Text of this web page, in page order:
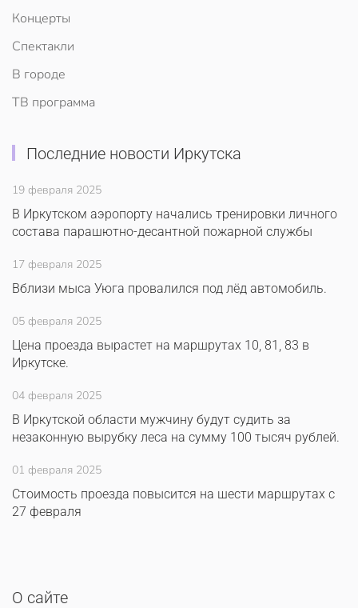
Концерты
Спектакли
В городе
ТВ программа
Последние новости Иркутска
19 февраля 2025
В Иркутском аэропорту начались тренировки личного
состава парашютно-десантной пожарной службы
17 февраля 2025
Вблизи мыса Уюга провалился под лёд автомобиль.
05 февраля 2025
Цена проезда вырастет на маршрутах 10, 81, 83 в
Иркутске.
04 февраля 2025
В Иркутской области мужчину будут судить за
незаконную вырубку леса на сумму 100 тысяч рублей.
01 февраля 2025
Стоимость проезда повысится на шести маршрутах с
27 февраля
О сайте